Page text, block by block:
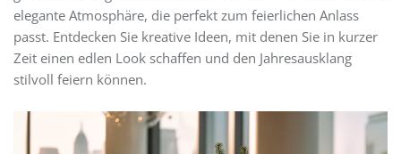
elegante Atmosphäre, die perfekt zum feierlichen Anlass
passt. Entdecken Sie kreative Ideen, mit denen Sie in kurzer
Zeit einen edlen Look schaffen und den Jahresausklang
stilvoll feiern können.